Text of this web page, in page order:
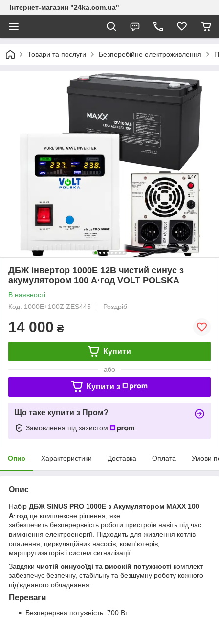
Інтернет-магазин "24ka.com.ua"
Товари та послуги Безперебійне електроживлення
ДБЖ інвертор 1000E 12В чистий синус з
акумулятором 100 А·год VOLT POLSKA
В наявності
Код: 1000E+100Z ZES445
Роздріб
14 000 ₴
Купити
або
Купити з
Що таке купити з Пром?
Замовлення під захистом
Опис Характеристики Доставка Оплата Умови
Опис
Набір ДБЖ SINUS PRO 1000E з Акумулятором MAXX 100
А·год це комплексне рішення, яке
забезпечить безперервність роботи пристроїв навіть під час
вимкнення електроенергії. Підходить для живлення котлів
опалення, циркуляційних насосів, комп'ютерів,
маршрутизаторів і систем сигналізації.
Завдяки чистій синусоїді та високій потужності комплект
забезпечує безпечну, стабільну та безшумну роботу кожного
під'єднаного обладнання.
Переваги
Безперервна потужність: 700 Вт.